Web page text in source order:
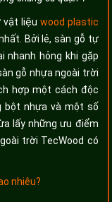
vật liệu wood plastic
Bởi lẻ, sàn gỗ tự
nhanh hỏng khi gặp
gỗ nhựa ngoài trời
hợp một cách độc
bột nhựa và một số
lấy những ưu điểm
trời TecWood có
nhiêu?